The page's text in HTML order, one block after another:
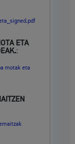
ETA
:
motak eta